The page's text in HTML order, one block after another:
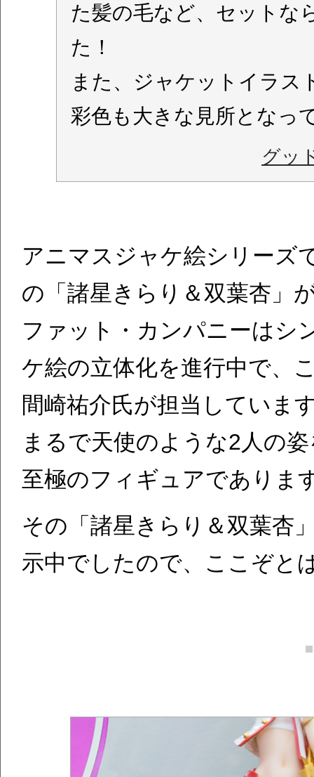
た髪の毛など、セットな
た！
また、ジャケットイラス
彩色も大きな見所となっ
グッ
アニマスジャケ絵シリーズ
の「諸星きらり＆双葉杏」
ファット・カンパニーはシ
ケ絵の立体化を進行中で、
間崎祐介氏が担当していま
まるで天使のような2人の
至極のフィギュアでありま
その「諸星きらり＆双葉杏
示中でしたので、ここぞと